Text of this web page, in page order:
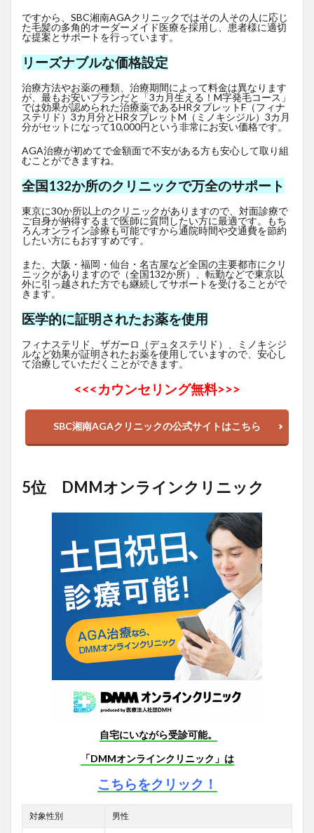
ですから、SBC湘南AGAクリニックではその人その人に応じ
た毛髪の多角的オーダーメイド医療を採用し、患者様に適切
な提案とサポートを行っています。
リーズナブルな価格設定
治療方法やお薬の種類、治療期間によって料金は異なります
が、最もお安いプランだと「3カ月生える！M字発毛コース」
では効果が認められた治療薬であるHRタブレットF （フィナ
ステリド）3カ月分とHRタブレットM（ミノキシジル）3カ月
分がセットになって10,000円という非常にお安い価格です。
AGA治療が初めてで金額面で不安がある方も安心して取り組
むことができますね。
全国132か所のクリニックで万全のサポート
東京に30か所以上のクリニックがありますので、対面診療で
ご自身が納得するまで医師に質問したい方に最適です。もち
ろんオンライン診療も可能ですから通院時間や交通費を節約
したい方にもおすすめです。
また、大阪・福岡・仙台・名古屋など全国の主要都市にクリ
ニックがありますので（全国132か所）、転勤などで東京以
外に引っ越された方でも継続してサポートを受けることがで
きます。
医学的に証明されたお薬を使用
フィナステリド、ザガーロ（デュタステリド）、ミノキシジ
ルなど効果が証明されたお薬を使用していますので、安心し
て治療していただくことができます。
<<<カウンセリング無料>>>
SBC湘南AGAクリニックの公式サイトはこちら
5位 DMMオンラインクリニック
自宅にいながら受診可能。
「DMMオンラインクリニック」は
こちらをクリック！
対象性別 男性